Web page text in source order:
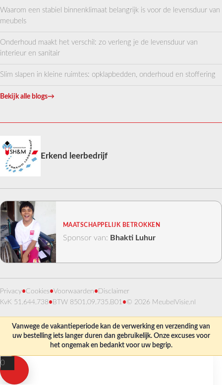
Waarom een stabiel binnenklimaat belangrijk is voor de levensduur van
meubels
Onderhoud maakt het verschil: zo verleng je de levensduur van
interieur en sanitair
Slim slapen in kleine ruimtes: opklapbedden, onderhoud en stoffering
Bekijk alle blogs→
Erkend leerbedrijf
MAATSCHAPPELIJK BETROKKEN
Sponsor van: Bhakti Luhur
Privacy•Cookies•Voorwaarden• Disclaimer
KvK 51.644.738• BTW 8501.09.735.B01•© 2026 MeubelVisie.nl
Vanwege de vakantieperiode kan de verwerking en verzending van
uw bestelling iets langer duren dan gebruikelijk. Onze excuses voor
het ongemak en bedankt voor uw begrip.
0